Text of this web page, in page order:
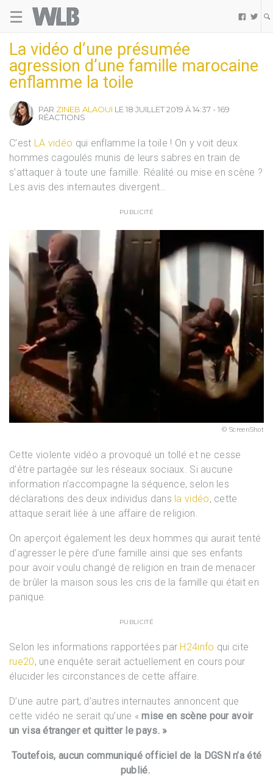
☰  
La vidéo d’une présumée
agression d’une famille marocaine
enflamme la toile
PAR ZINEB ALAOUI LE 18 JUILLET 2019 À 14:37 - 169
RÉACTIONS
C’est LA vidéo qui enflamme la toile ! On y voit deux
hommes cagoulés munis de leurs sabres en train de
s’attaquer à toute une famille. Réalité ou mise en scène ?
Les avis des internautes divergent…
PUBLICITÉ
ScreenShot
Cette violente vidéo a provoqué un tollé et ne cesse
d’être partagée sur les réseaux sociaux. Si aucune
information n’accompagne la séquence, selon les
déclarations des deux individus dans la vidéo, cette
attaque serait liée à une affaire de religion.
On aperçoit également les deux hommes qui aurait tenté
d’agresser le père d’une famille ainsi que ses enfants
pour avoir voulu changé de religion en train de menacer
de brûler la maison sous les cris de la famille qui était en
panique.
PUBLICITÉ
Selon les informations rapportées par H24info qui cite
rue20, une enquête serait actuellement en cours pour
élucider les circonstances de cette affaire.
D’une autre part, d’autres internautes annoncent que
cette vidéo ne serait qu’une «mise en scène pour avoir
un visa étranger et quitter le pays. »
Toutefois, aucun communiqué officiel de la DGSN n’a été
publié.